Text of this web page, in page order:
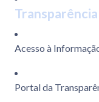
Transparência
Acesso à
Portal da